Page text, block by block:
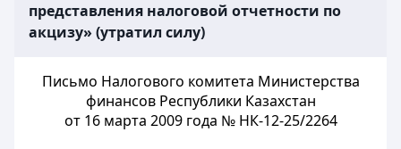
представления налоговой отчетности по
акцизу» (утратил силу)
Письмо Налогового комитета Министерства
финансов Республики Казахстан
от 16 марта 2009 года № НК-12-25/2264